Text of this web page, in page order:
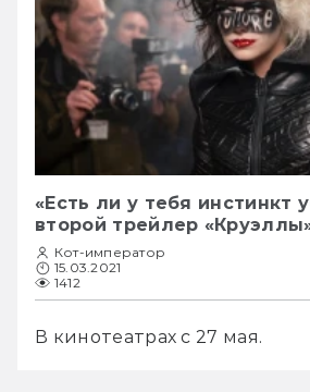
«Есть ли у тебя инстинкт
второй трейлер
Кот-император
15.03.2021
1412
В кинотеатрах с 27 мая.